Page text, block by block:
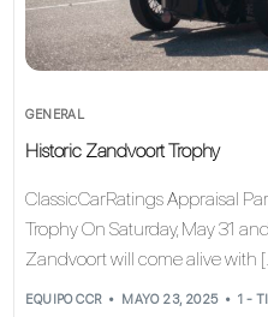
GENERAL
Historic Zandvoort Trophy
ClassicCarRatings Appraisal
Trophy On Saturday, May 31
Zandvoort will come alive with
EQUIPO CCR MAYO 23, 2025 1 -